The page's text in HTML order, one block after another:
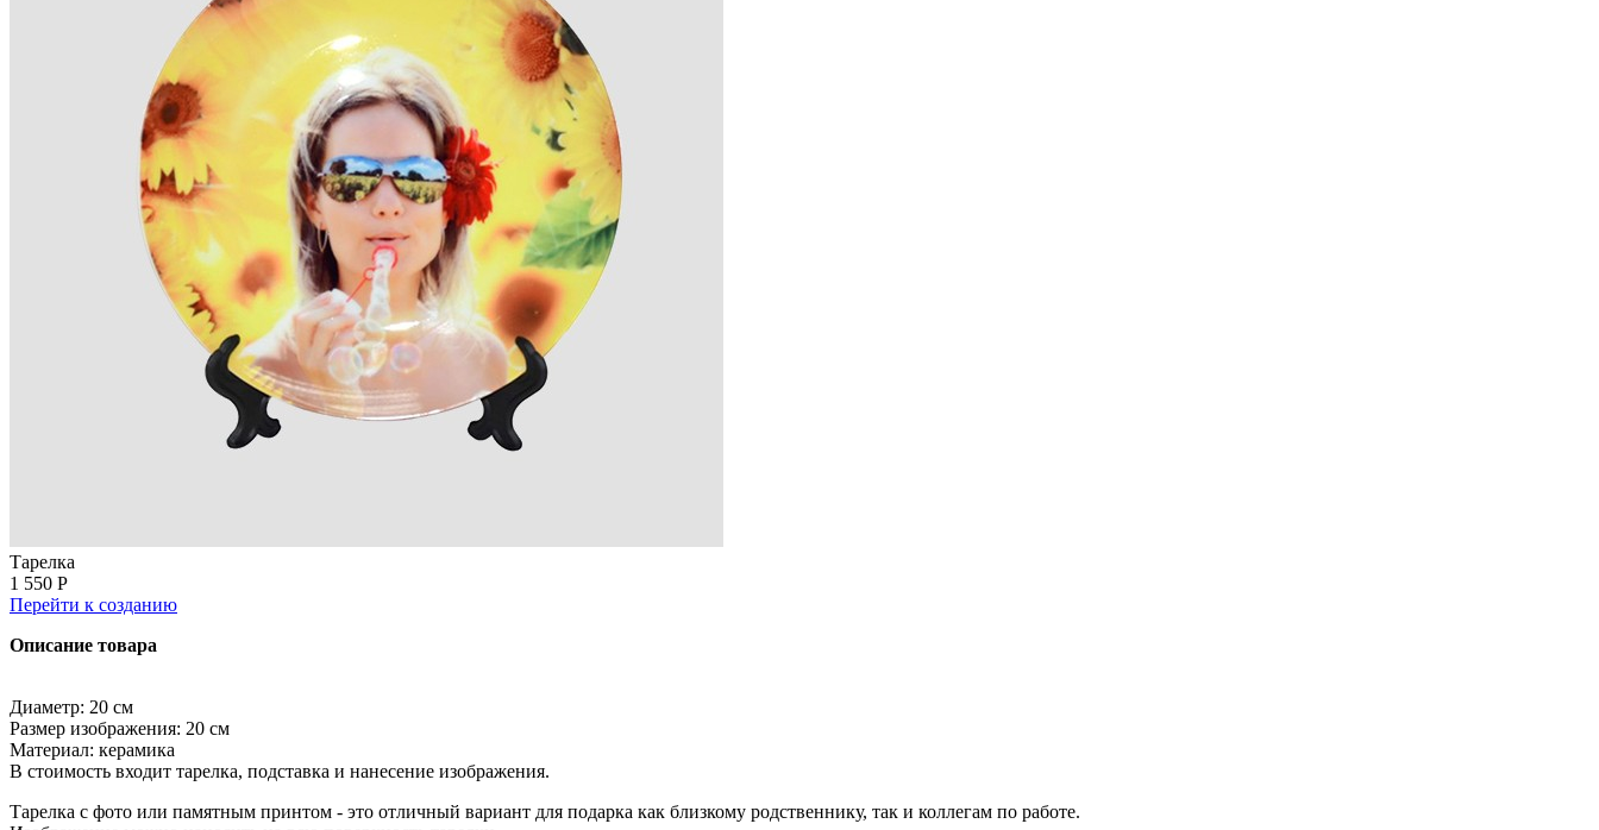
Тарелка
1 550 Р
Перейти к созданию
Описание товара
Диаметр: 20 см
Размер изображения: 20 см
Материал: керамика
В стоимость входит тарелка, подставка и нанесение изображения.
Тарелка с фото или памятным принтом - это отличный вариант для подарка как близкому родственнику, так и коллегам по работе.